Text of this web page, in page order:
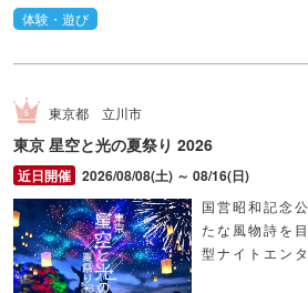
体験・遊び
東京都 立川市
東京 星空と光の夏祭り 2026
2026/08/08(土) ～ 08/16(日)
国営昭和記念
たな風物詩を
型ナイトエン